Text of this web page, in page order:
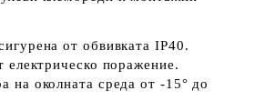
от обвивката IP40.
поражение.
на околната среда от -15° до